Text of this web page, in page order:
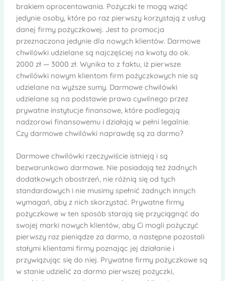
brakiem oprocentowania. Pożyczki te mogą wziąć
jedynie osoby, które po raz pierwszy korzystają z usług
danej firmy pożyczkowej. Jest to promocja
przeznaczona jedynie dla nowych klientów. Darmowe
chwilówki udzielane są najczęściej na kwoty do ok.
2000 zł — 3000 zł. Wynika to z faktu, iż pierwsze
chwilówki nowym klientom firm pożyczkowych nie są
udzielane na wyższe sumy. Darmowe chwilówki
udzielane są na podstawie prawa cywilnego przez
prywatne instytucje finansowe, które podlegają
nadzorowi finansowemu i działają w pełni legalnie.
Czy darmowe chwilówki naprawdę są za darmo?
Darmowe chwilówki rzeczywiście istnieją i są
bezwarunkowo darmowe. Nie posiadają też żadnych
dodatkowych obostrzeń, nie różnią się od tych
standardowych i nie musimy spełnić żadnych innych
wymagań, aby z nich skorzystać. Prywatne firmy
pożyczkowe w ten sposób starają się przyciągnąć do
swojej marki nowych klientów, aby Ci mogli pożyczyć
pierwszy raz pieniądze za darmo, a następne pozostali
stałymi klientami firmy poznając jej działanie i
przywiązując się do niej. Prywatne firmy pożyczkowe są
w stanie udzielić za darmo pierwszej pożyczki,